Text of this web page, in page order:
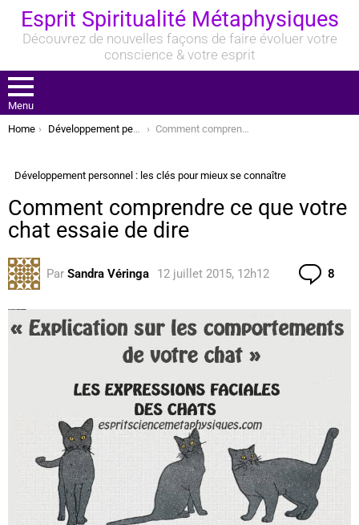
Esprit Spiritualité Métaphysiques
Découvrez de nouvelles façons de faire évoluer votre
conscience & votre esprit
Menu
You are here:
Home Développement personnel : les clés pour mieux se connaître Comment comprendre ce que votre chat essaie de dire
Développement personnel : les clés pour mieux se connaître
Comment comprendre ce que votre
chat essaie de dire
Par Sandra Véringa 12 juillet 2015, 12h12 8